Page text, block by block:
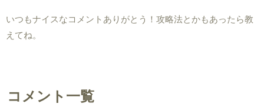
いつもナイスなコメントありがとう！攻略法とかもあったら教
えてね。
コメント一覧